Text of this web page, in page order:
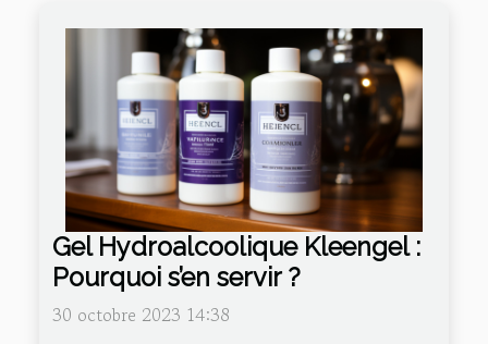
Gel Hydroalcoolique Kleengel :
Pourquoi s’en servir ?
30 octobre 2023 14:38